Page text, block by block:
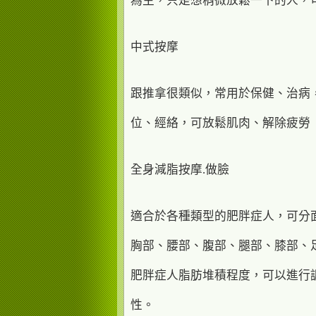
中式按摩
跟推拿很類似，常用於保健、治病
位、經絡，可放鬆肌肉、解除疲勞
全身減脂按摩.做臉
適合於各種類型的肥胖症人，可分
胸部、腰部、腹部、腿部、膝部、
肥胖症人脂肪堆積程度，可以進行
性。